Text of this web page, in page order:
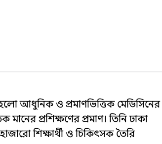
আধুনিক ও প্রমাণভিত্তিক মেডিসিনের
প্রশিক্ষণের প্রমাণ। তিনি ঢাকা
শিক্ষার্থী ও চিকিৎসক তৈরি